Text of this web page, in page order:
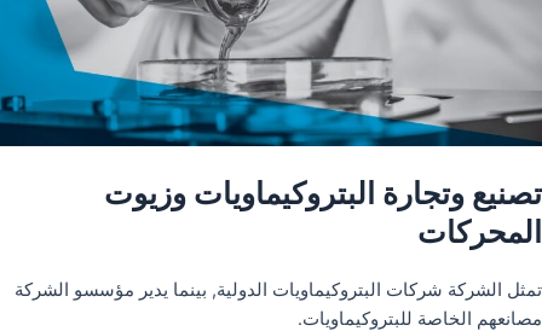
تصنيع وتجارة البتروكيماويات وزيوت
المحركات
تمثل الشركة شركات البتروكيماويات الدولية, بينما يدير مؤسسو الشركة
مصانعهم الخاصة للبتروكيماويات.